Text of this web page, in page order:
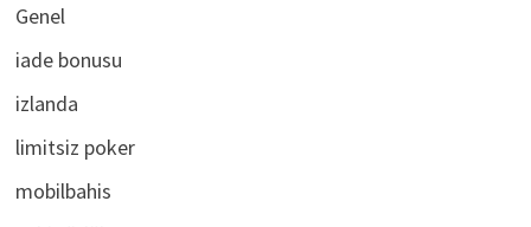
Genel
iade bonusu
izlanda
limitsiz poker
mobilbahis